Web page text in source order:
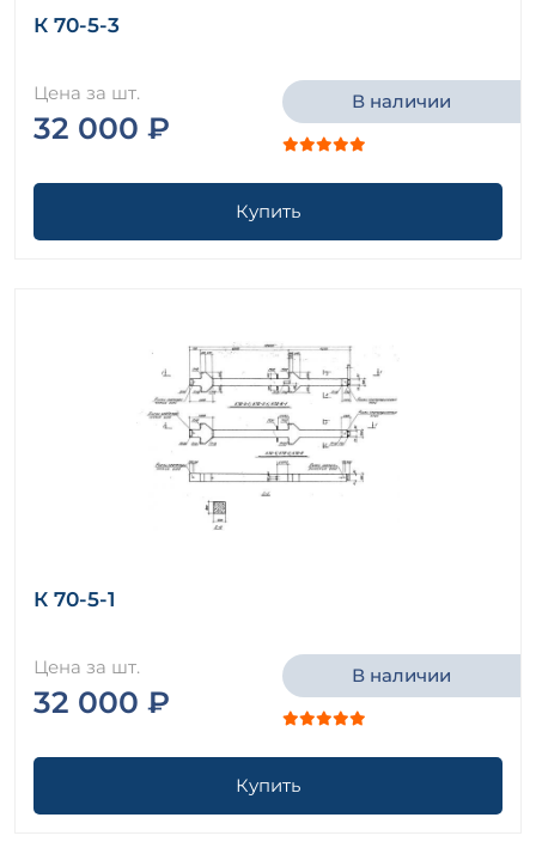
К 70-5-3
Цена за шт.
32 000 ₽
В наличии
Купить
К 70-5-1
Цена за шт.
32 000 ₽
В наличии
Купить